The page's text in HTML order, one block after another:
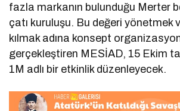
fazla markanın bulunduğu Merter
çatı kuruluşu. Bu değeri yönetmek
kılmak adına konsept
gerçekleştiren MESİAD, 15 Ekim
1M adlı bir etkinlik düzenleyecek.